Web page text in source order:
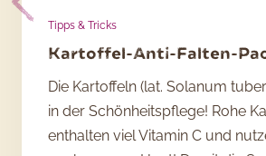
Tipps & Tricks
Kartoffel-Anti-Falten-
Die Kartoffeln (lat. Solanum
in der Schönheitspflege! Rohe
enthalten viel Vitamin C und